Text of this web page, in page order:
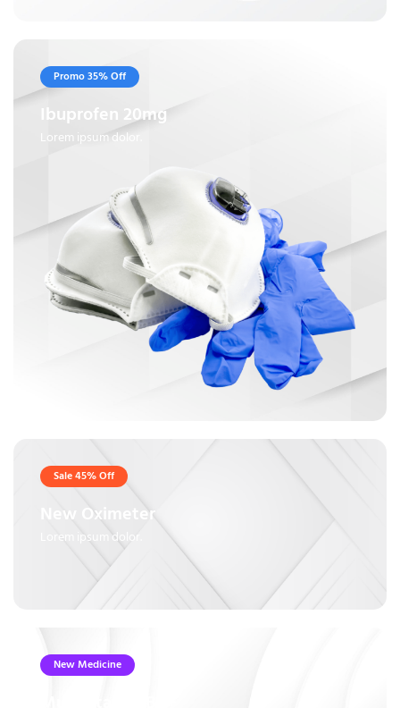
Promo 35% Off
Ibuprofen 20mg
Lorem ipsum dolor.
Sale 45% Off
New Oximeter
Lorem ipsum dolor.
New Medicine